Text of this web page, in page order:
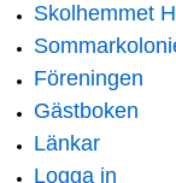
Skolhemmet
Föreningen
Gästboken
Länkar
Logga in